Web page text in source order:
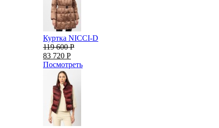
Куртка NICCI-D
119 600 Р
83 720 Р
Посмотреть